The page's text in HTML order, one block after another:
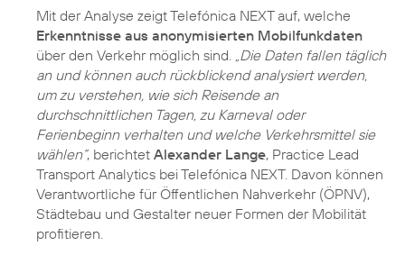
Mit der Analyse zeigt Telefónica NEXT auf, welche
Erkenntnisse aus anonymisierten Mobilfunkdaten
über den Verkehr möglich sind. „Die Daten fallen täglich
an und können auch rückblickend analysiert werden,
um zu verstehen, wie sich Reisende an
durchschnittlichen Tagen, zu Karneval oder
Ferienbeginn verhalten und welche Verkehrsmittel sie
wählen“, berichtet Alexander Lange, Practice Lead
Transport Analytics bei Telefónica NEXT. Davon können
Verantwortliche für Öffentlichen Nahverkehr (ÖPNV),
Städtebau und Gestalter neuer Formen der Mobilität
profitieren.